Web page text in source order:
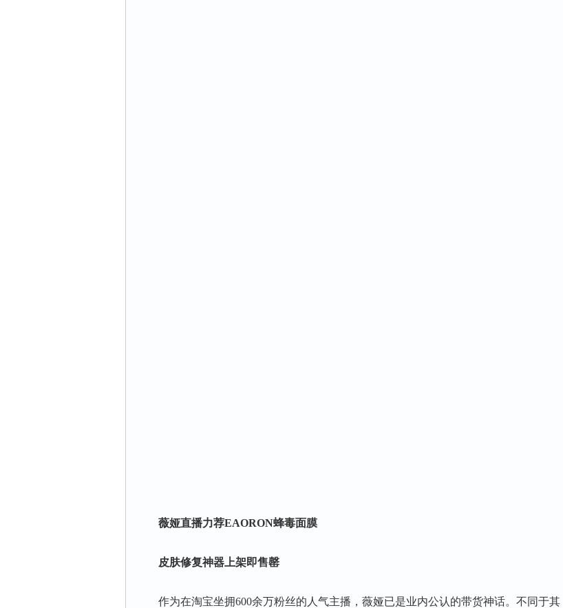
薇娅直播力荐EAORON蜂毒面膜
皮肤修复神器上架即售罄
作为在淘宝坐拥600余万粉丝的人气主播，薇娅已是业内公认的带货神话。不同于其